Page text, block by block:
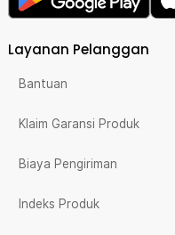
Layanan Pelanggan
Bantuan
Klaim Garansi Produk
Biaya Pengiriman
Indeks Produk